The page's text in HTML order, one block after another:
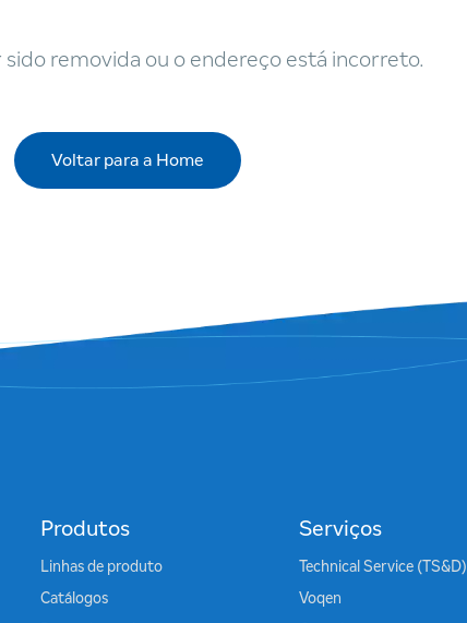
removida ou o endereço está incorreto.
Voltar para a Home
Produtos
Linhas de produto
Catálogos
Serviços
Technical Service (TS&D)
Voqen